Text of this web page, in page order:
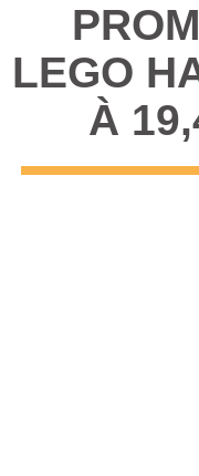
LEGO
À